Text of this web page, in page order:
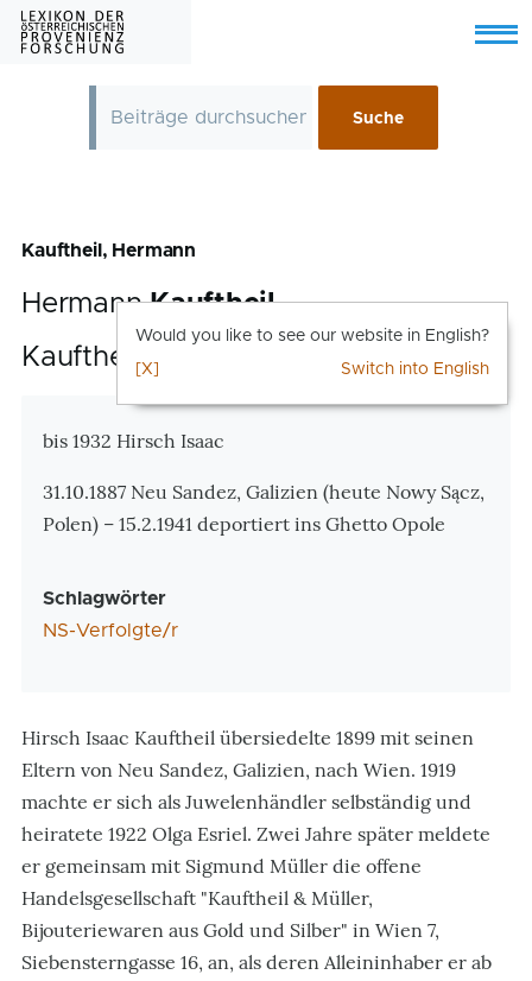
Skip to main content
Menu
Kauftheil, Hermann
HermannKauftheil
Kauftheil, Hermann
Zusatzinformationen
bis 1932 Hirsch Isaac
31.10.1887 Neu Sandez, Galizien (heute Nowy Sącz,
Polen) – 15.2.1941 deportiert ins Ghetto Opole
Schlagwörter
NS-Verfolgte/r
Hirsch Isaac Kauftheil übersiedelte 1899 mit seinen
Eltern von Neu Sandez, Galizien, nach Wien. 1919
machte er sich als Juwelenhändler selbständig und
heiratete 1922 Olga Esriel. Zwei Jahre später meldete
er gemeinsam mit Sigmund Müller die offene
Handelsgesellschaft "Kauftheil & Müller,
Bijouteriewaren aus Gold und Silber" in Wien 7,
Siebensterngasse 16, an, als deren Alleininhaber er ab
Would you like to see our website in English?
Switch into English
[X]